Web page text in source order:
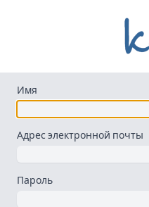
Имя
Адрес электронной почты
Пароль